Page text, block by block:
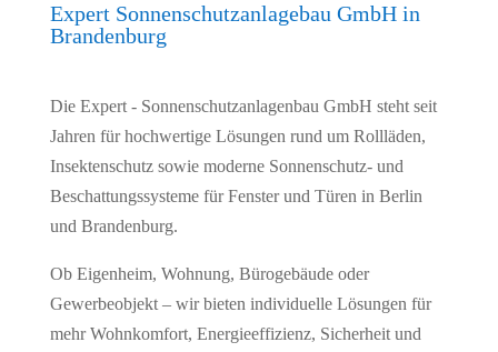
Expert Sonnenschutzanlagebau GmbH in
Brandenburg
Die Expert - Sonnenschutzanlagenbau GmbH steht seit
Jahren für hochwertige Lösungen rund um Rollläden,
Insektenschutz sowie moderne Sonnenschutz- und
Beschattungssysteme für Fenster und Türen in Berlin
und Brandenburg.
Ob Eigenheim, Wohnung, Bürogebäude oder
Gewerbeobjekt – wir bieten individuelle Lösungen für
mehr Wohnkomfort, Energieeffizienz, Sicherheit und